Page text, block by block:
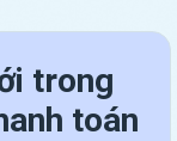
trong
toán